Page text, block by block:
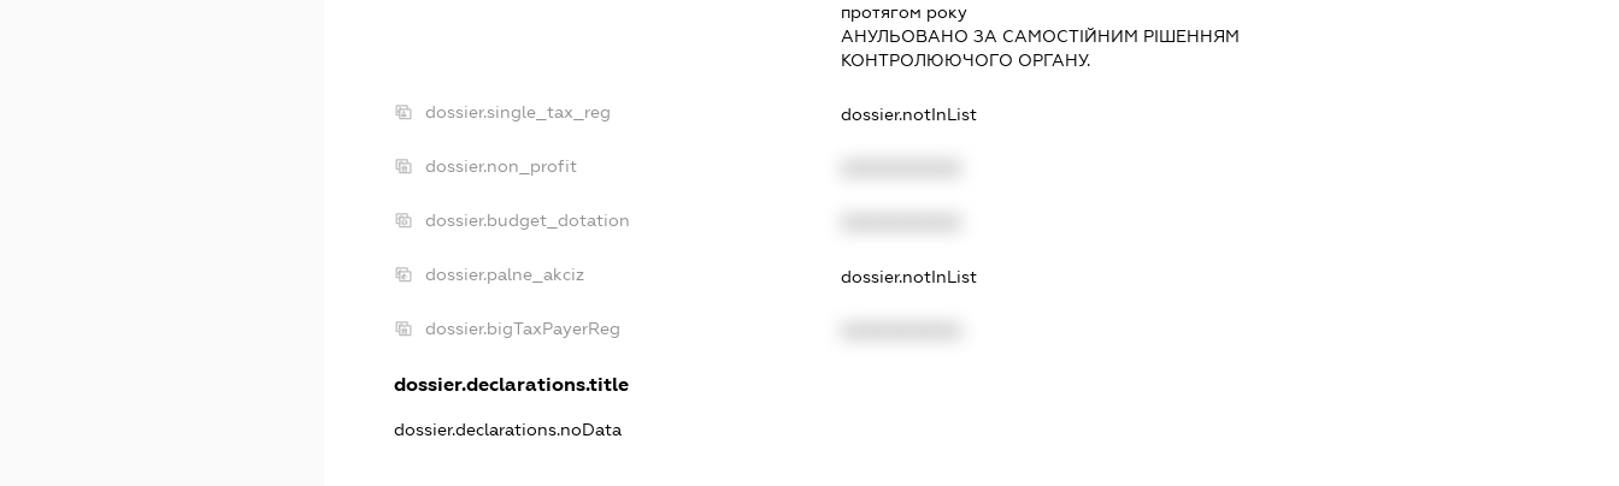
протягом року
АНУЛЬОВАНО ЗА САМОСТIЙНИМ РIШЕННЯМ
КОНТРОЛЮЮЧОГО ОРГАНУ.
dossier.single_tax_reg dossier.notInList
dossier.non_profit
dossier.budget_dotation
dossier.palne_akciz dossier.notInList
dossier.bigTaxPayerReg
dossier.declarations.title
dossier.declarations.noData